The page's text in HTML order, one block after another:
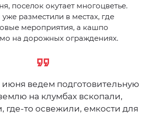
поселок окутает многоцветье.
разместили в местах, где
мероприятия, а кашпо
на дорожных ограждениях.
ведем подготовительную
на клумбах вскопали,
где-то освежили, емкости для